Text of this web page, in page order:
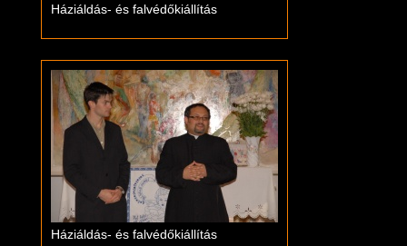
Háziáldás- és falvédőkiállítás
Háziáldás- és falvédőkiállítás